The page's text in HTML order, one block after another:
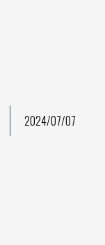
2024/07/07